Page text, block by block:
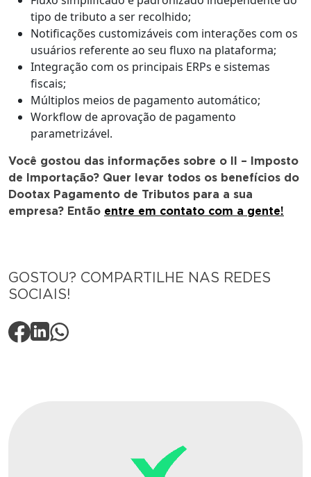
tipo de tributo a ser recolhido;
Notificações customizáveis com interações com os
usuários referente ao seu fluxo na plataforma;
Integração com os principais ERPs e sistemas
fiscais;
Múltiplos meios de pagamento automático;
Workflow de aprovação de pagamento
parametrizável.
Você gostou das informações sobre o II – Imposto
de Importação? Quer levar todos os benefícios do
Dootax Pagamento de Tributos para a sua
empresa? Então entre em contato com a gente!
GOSTOU? COMPARTILHE NAS REDES
SOCIAIS!